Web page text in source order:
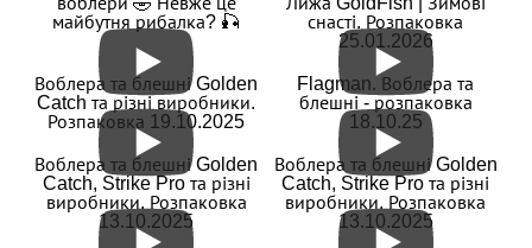
майбутня рибалка? 🎣
снасті. Розпаковка
25.01.2026
Воблера та блешні Golden
Catch та різні виробники.
Розпаковка 19.10.2025
Flagman. Воблера та
блешні - розпаковка
18.10.25
Воблера та блешні Golden
Catch, Strike Pro та різні
виробники. Розпаковка
13.10.2025
Воблера та блешні Golden
Catch, Strike Pro та різні
виробники. Розпаковка
13.10.2025